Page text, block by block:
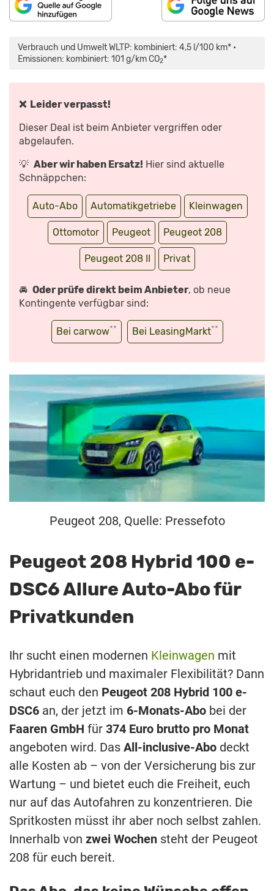
Verbrauch und Umwelt WLTP: kombiniert: 4,5 l/100 km* •
Emissionen: kombiniert: 101 g/km CO2*
❌ Leider verpasst!
Dieser Deal ist beim Anbieter vergriffen oder
abgelaufen.
💡 Aber wir haben Ersatz! Hier sind aktuelle
Schnäppchen:
Auto-Abo Automatikgetriebe Kleinwagen
Ottomotor Peugeot Peugeot 208
Peugeot 208 II Privat
🚘 Oder prüfe direkt beim Anbieter, ob neue
Kontingente verfügbar sind:
Bei carwow** Bei LeasingMarkt**
Peugeot 208, Quelle: Pressefoto
Peugeot 208 Hybrid 100 e-
DSC6 Allure Auto-Abo für
Privatkunden
Ihr sucht einen modernen Kleinwagen mit
Hybridantrieb und maximaler Flexibilität? Dann
schaut euch den Peugeot 208 Hybrid 100 e-
DSC6 an, der jetzt im 6-Monats-Abo bei der
Faaren GmbH für 374 Euro brutto pro Monat
angeboten wird. Das All-inclusive-Abo deckt
alle Kosten ab – von der Versicherung bis zur
Wartung – und bietet euch die Freiheit, euch
nur auf das Autofahren zu konzentrieren. Die
Spritkosten müsst ihr aber noch selbst zahlen.
Innerhalb von zwei Wochen steht der Peugeot
208 für euch bereit.
PURETECH
130
DER
BESTE?
EVERGREEN
TEST“
VON
ANZEIGEN